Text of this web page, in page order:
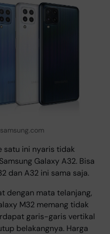
satu ini nyaris tidak
Galaxy A32. Bisa
dan A32 ini sama saja.
dengan mata telanjang,
M32 memang tidak
garis-garis vertikal
belakangnya. Harga